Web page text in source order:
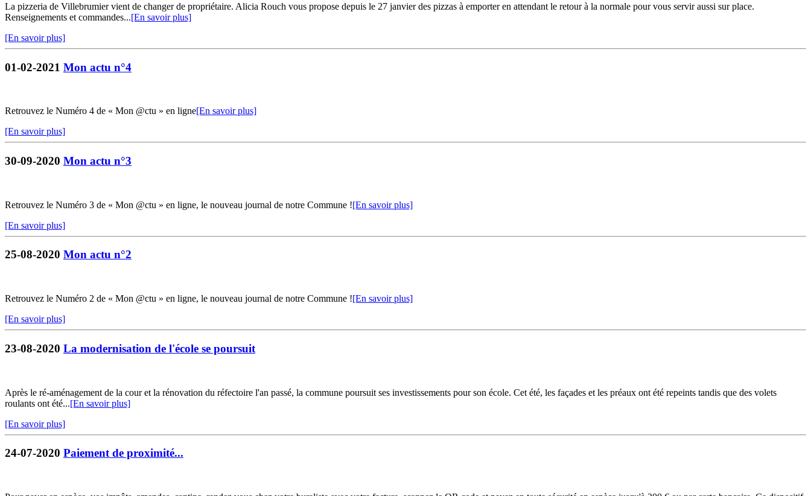
La pizzeria de Villebrumier vient de changer de propriétaire. Alicia Rouch vous propose depuis le 27 janvier des pizzas à emporter en attendant le retour à la normale pour vous servir aussi sur place.
Renseignements et commandes...[En savoir plus]
[En savoir plus]
01-02-2021 Mon actu n°4
Retrouvez le Numéro 4 de « Mon @ctu » en ligne[En savoir plus]
[En savoir plus]
30-09-2020 Mon actu n°3
Retrouvez le Numéro 3 de « Mon @ctu » en ligne, le nouveau journal de notre Commune ![En savoir plus]
[En savoir plus]
25-08-2020 Mon actu n°2
Retrouvez le Numéro 2 de « Mon @ctu » en ligne, le nouveau journal de notre Commune ![En savoir plus]
[En savoir plus]
23-08-2020 La modernisation de l'école se poursuit
Après le ré-aménagement de la cour et la rénovation du réfectoire l'an passé, la commune poursuit ses investissements pour son école. Cet été, les façades et les préaux ont été repeints tandis que des volets
roulants ont été...[En savoir plus]
[En savoir plus]
24-07-2020 Paiement de proximité...